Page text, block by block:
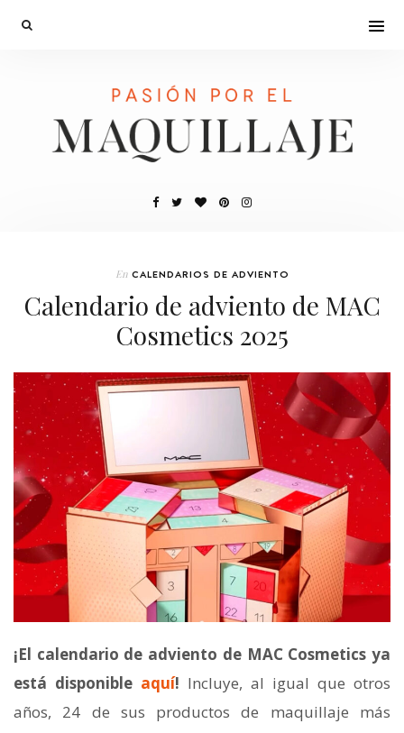
En CALENDARIOS DE ADVIENTO
Calendario de adviento de MAC
Cosmetics 2025
¡El calendario de adviento de MAC Cosmetics ya
está disponible aquí! Incluye, al igual que otros
años, 24 de sus productos de maquillaje más